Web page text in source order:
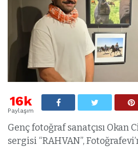
16k
Paylaşım
Genç fotoğraf sanatçısı Okan
sergisi “RAHVAN”,